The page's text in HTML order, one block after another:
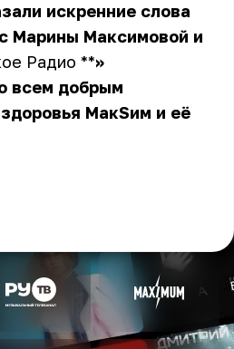
искренние слова
Марины Максимовой и
Радио **»
всем добрым
МакSим и её